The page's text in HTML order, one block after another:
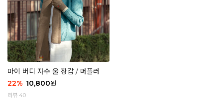
마이 버디 자수 울 장갑 / 머플러
22% 10,800원
리뷰 40